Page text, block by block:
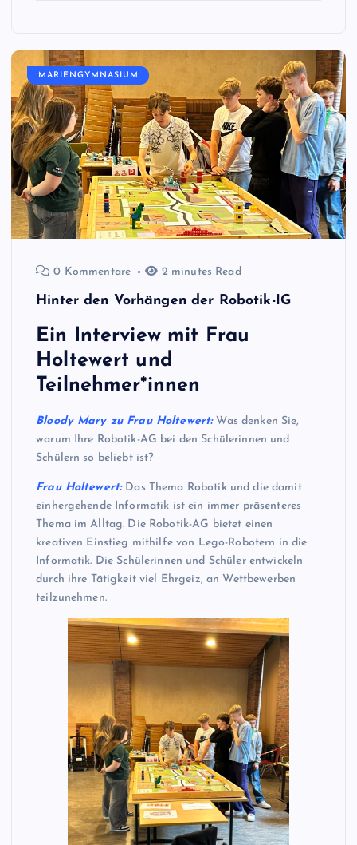
MARIENGYMNASIUM
0 Kommentare 2 minutes Read
Hinter den Vorhängen der Robotik-IG
Ein Interview mit Frau
Holtewert und
Teilnehmer*innen
Bloody Mary zu Frau Holtewert:Was denken Sie,
warum Ihre Robotik-AG bei den Schülerinnen und
Schülern so beliebt ist?
Frau Holtewert:Das Thema Robotik und die damit
einhergehende Informatik ist ein immer präsenteres
Thema im Alltag. Die Robotik-AG bietet einen
kreativen Einstieg mithilfe von Lego-Robotern in die
Informatik. Die Schülerinnen und Schüler entwickeln
durch ihre Tätigkeit viel Ehrgeiz, an Wettbewerben
teilzunehmen.